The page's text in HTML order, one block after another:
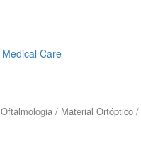
Oftalmologia / Material Ortóptico /